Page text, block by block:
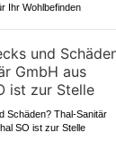
Ihr Wohlbefinden
Schäden? Thal-Sanitär
SO ist zur Stelle